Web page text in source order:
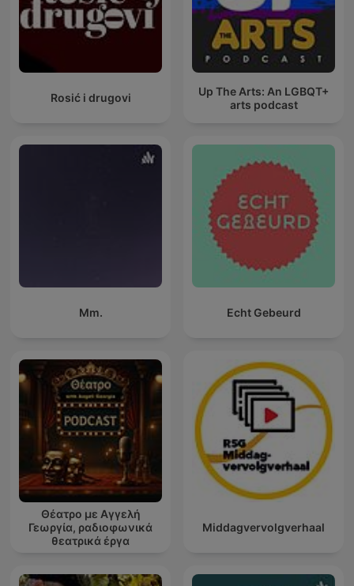
Rosić i drugovi
Up The Arts: An LGBQT+
arts podcast
Mm. Echt Gebeurd
Θέατρο με Αγγελή
Γεωργία, ραδιοφωνικά
θεατρικά έργα
Middagvervolgverhaal